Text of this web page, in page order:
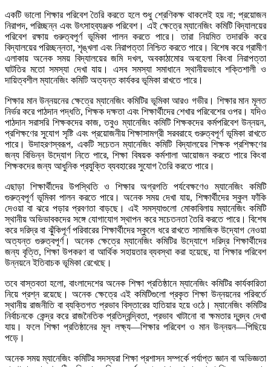
একটি ভালো শিক্ষার পরিবেশ তৈরি করতে হলে শুধু শ্রেণিকক্ষ থাকলেই হয় না; প্রয়োজন
নিরাপদ, পরিচ্ছন্ন এবং উৎসাহব্যঞ্জক পরিবেশ। এই ক্ষেত্রে ম্যানেজিং কমিটি বিদ্যালয়ের
পরিবেশ রক্ষায় গুরুত্বপূর্ণ ভূমিকা পালন করতে পারে। তারা নিয়মিত তদারকি করে
বিদ্যালয়ের পরিচ্ছন্নতা, শৃঙ্খলা এবং নিরাপত্তা নিশ্চিত করতে পারে। বিশেষ করে গ্রামীণ
এলাকায় অনেক সময় বিদ্যালয়ের জমি দখল, অবকাঠামোর অবহেলা কিংবা নিরাপত্তা
ঘাটতির মতো সমস্যা দেখা যায়। এসব সমস্যা সমাধানে স্থানীয়ভাবে শক্তিশালী ও
দায়িত্বশীল ম্যানেজিং কমিটি অত্যন্ত কার্যকর ভূমিকা রাখতে পারে।
শিক্ষার মান উন্নয়নের ক্ষেত্রে ম্যানেজিং কমিটির ভূমিকা আরও গভীর। শিক্ষার মান মূলত
নির্ভর করে পাঠদান পদ্ধতি, শিক্ষক দক্ষতা এবং শিক্ষার্থীদের শেখার পরিবেশের ওপর। যদিও
পাঠদান সরাসরি শিক্ষকদের কাজ, তবুও ম্যানেজিং কমিটি শিক্ষকদের কর্মপরিবেশ উন্নয়ন,
প্রশিক্ষণের সুযোগ সৃষ্টি এবং প্রয়োজনীয় শিক্ষাসামগ্রী সরবরাহে গুরুত্বপূর্ণ ভূমিকা রাখতে
পারে। উদাহরণস্বরূপ, একটি সচেতন ম্যানেজিং কমিটি বিদ্যালয়ের শিক্ষক প্রশিক্ষণের
জন্য বিভিন্ন উদ্যোগ নিতে পারে, শিক্ষা বিষয়ক কর্মশালা আয়োজন করতে পারে কিংবা
শিক্ষকদের জন্য আধুনিক প্রযুক্তি ব্যবহারের সুযোগ তৈরি করতে পারে।
এছাড়া শিক্ষার্থীদের উপস্থিতি ও শিক্ষার অগ্রগতি পর্যবেক্ষণেও ম্যানেজিং কমিটি
গুরুত্বপূর্ণ ভূমিকা পালন করতে পারে। অনেক সময় দেখা যায়, শিক্ষার্থীদের স্কুল ফাঁকি
দেওয়া বা ঝরে পড়ার প্রবণতা বাড়ছে। এই সমস্যাগুলো মোকাবিলায় ম্যানেজিং কমিটি
স্থানীয় অভিভাবকদের সঙ্গে যোগাযোগ স্থাপন করে সচেতনতা তৈরি করতে পারে। বিশেষ
করে দরিদ্র বা ঝুঁকিপূর্ণ পরিবারের শিক্ষার্থীদের স্কুলে ধরে রাখতে সামাজিক উদ্যোগ নেওয়া
অত্যন্ত গুরুত্বপূর্ণ। অনেক ক্ষেত্রে ম্যানেজিং কমিটির উদ্যোগে দরিদ্র শিক্ষার্থীদের
জন্য বৃত্তি, শিক্ষা উপকরণ বা আর্থিক সহায়তার ব্যবস্থা করা হয়েছে, যা শিক্ষার পরিবেশ
উন্নয়নে ইতিবাচক ভূমিকা রেখেছে।
তবে বাস্তবতা হলো, বাংলাদেশের অনেক শিক্ষা প্রতিষ্ঠানে ম্যানেজিং কমিটির কার্যকারিতা
নিয়ে প্রশ্ন রয়েছে। অনেক ক্ষেত্রে এই কমিটিগুলো প্রকৃত শিক্ষা উন্নয়নের পরিবর্তে
স্থানীয় রাজনীতি বা ব্যক্তিগত প্রভাব বিস্তারের হাতিয়ার হয়ে ওঠে। ম্যানেজিং কমিটির
নির্বাচনকে কেন্দ্র করে রাজনৈতিক প্রতিদ্বন্দ্বিতা, প্রভাব খাটানো বা ক্ষমতার দ্বন্দ্ব দেখা
যায়। ফলে শিক্ষা প্রতিষ্ঠানের মূল লক্ষ্য—শিক্ষার পরিবেশ ও মান উন্নয়ন—পিছিয়ে
পড়ে।
অনেক সময় ম্যানেজিং কমিটির সদস্যরা শিক্ষা প্রশাসন সম্পর্কে পর্যাপ্ত জ্ঞান বা অভিজ্ঞতা